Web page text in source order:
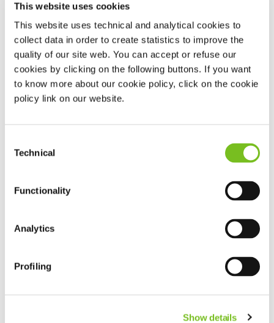
This website uses cookies
This website uses technical and analytical cookies to
collect data in order to create statistics to improve the
quality of our site web. You can accept or refuse our
cookies by clicking on the following buttons. If you want
to know more about our cookie policy, click on the cookie
policy link on our website.
Selection
Technical
Functionality
Analytics
Profiling
Show details
Wees voorbereid, bestel op tijd.
Heeft u producten nodig? Dan raden wij aan om uw
bestelling op tijd te plaatsen.
Bestellingen die u plaatst na woensdag 24
december 2025 14:00 uur, versturen wij op
maandag 29 december 2025.
Bestellingen kunnen langer onderweg zijn vanwege
Er wordt geen post bezorgd tijdens de feestdagen.